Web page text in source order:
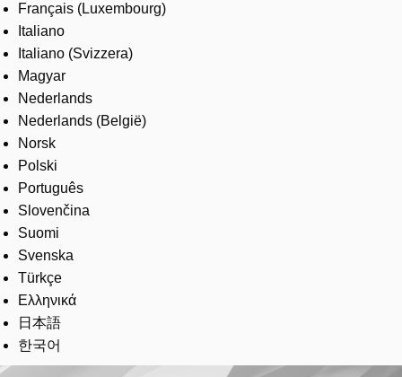
Français (Luxembourg)
Italiano
Italiano (Svizzera)
Magyar
Nederlands
Nederlands (België)
Norsk
Polski
Português
Slovenčina
Suomi
Svenska
Türkçe
Ελληνικά
日本語
한국어